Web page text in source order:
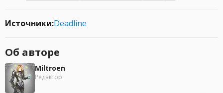
Источники:Deadline
Об авторе
Miltroen
Редактор